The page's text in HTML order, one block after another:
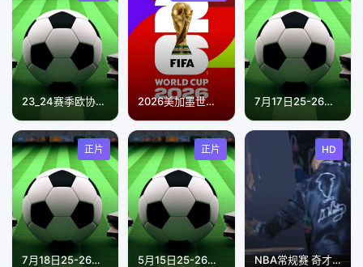
23_24赛季欧协联E组第4轮 阿斯顿维拉vs阿尔克马尔 2026美加墨世界杯三四名决赛：法国VS英格兰 7月17日25-26赛季中超联赛 云南玉昆VS上海海港
正片
7月18日25-26赛季中乙联赛 深圳二零二八VS广州蒲公英
正片
5月15日25-26赛季西甲联赛 皇家马德里VS皇家奥维耶多
HD
NBA常规赛 奇才VS凯尔特人 20240210